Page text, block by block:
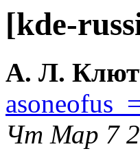
[kde-
А. Л.
Чт Мар 7